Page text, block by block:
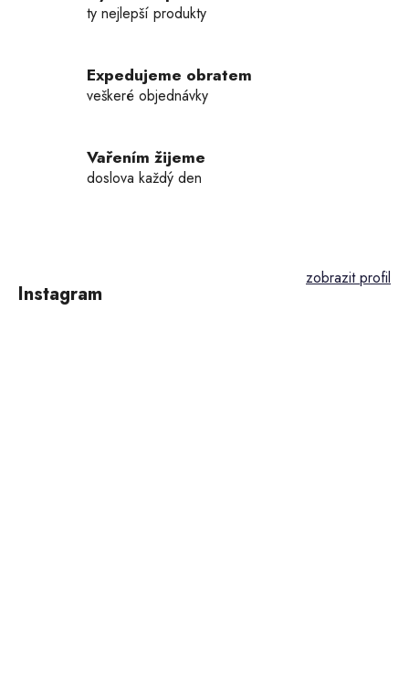
ty nejlepší produkty
Expedujeme obratem
veškeré objednávky
Vařením žijeme
doslova každý den
Instagram